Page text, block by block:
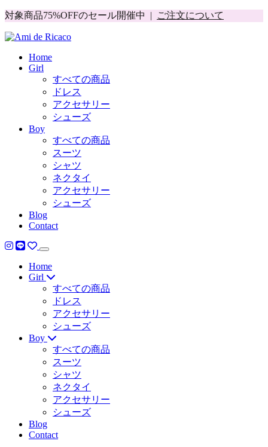
対象商品75%OFFのセール開催中 | ご注文について
Home
Girl
すべての商品
ドレス
アクセサリー
シューズ
Boy
すべての商品
スーツ
シャツ
ネクタイ
アクセサリー
シューズ
Blog
Contact
Home
Girl
すべての商品
ドレス
アクセサリー
シューズ
Boy
すべての商品
スーツ
シャツ
ネクタイ
アクセサリー
シューズ
Blog
Contact